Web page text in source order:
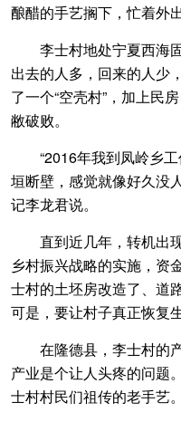
酿醋的手艺搁下，忙着外
李士村地处宁夏西海固
出去的人多，回来的人少
了一个“空壳村”，加上民
敝破败。
“2016年我到凤岭乡工
垣断壁，感觉就像好久没
记李龙君说。
直到近几年，转机出现
乡村振兴战略的实施，资
士村的土坯房改造了、道
可是，要让村子真正恢复
在隆德县，李士村的产
产业是个让人头疼的问题
士村村民们祖传的老手艺。